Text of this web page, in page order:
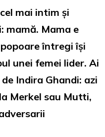
mai intim și
mamă. Mama e
întregi își
unei femei lider. Ai
Indira Ghandi: azi
Merkel sau Mutti,